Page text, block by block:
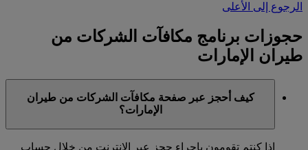
الرجوع إلى الأعلى
حجوزات برنامج مكافآت الشركات من
طيران الإمارات
كيف أحجز عبر صفحة مكافآت الشركات من طيران
الإمارات؟
إذا كنتم تقومون بإجراء حجز عبر الإنترنت من خلال حساب